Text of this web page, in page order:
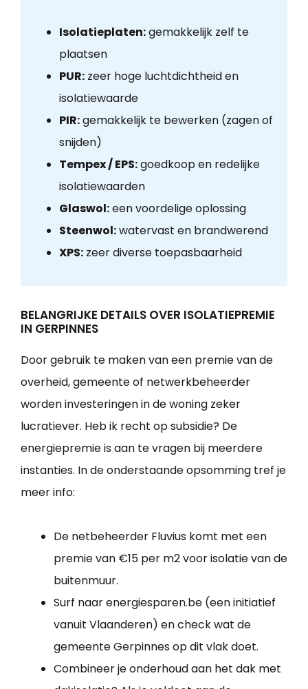
Isolatieplaten:gemakkelijk zelf te
plaatsen
PUR:zeer hoge luchtdichtheid en
isolatiewaarde
PIR:gemakkelijk te bewerken (zagen of
snijden)
Tempex / EPS:goedkoop en redelijke
isolatiewaarden
Glaswol:een voordelige oplossing
Steenwol:watervast en brandwerend
XPS:zeer diverse toepasbaarheid
BELANGRIJKE DETAILS OVER ISOLATIEPREMIE
IN GERPINNES
Door gebruik te maken van een premie van de
overheid, gemeente of netwerkbeheerder
worden investeringen in de woning zeker
lucratiever. Heb ik recht op subsidie? De
energiepremie is aan te vragen bij meerdere
instanties. In de onderstaande opsomming tref je
meer info:
De netbeheerder Fluvius komt met een
premie van €15 per m2 voor isolatie van de
buitenmuur.
Surf naar energiesparen.be (een initiatief
vanuit Vlaanderen) en check wat de
gemeente Gerpinnes op dit vlak doet.
Combineer je onderhoud aan het dak met